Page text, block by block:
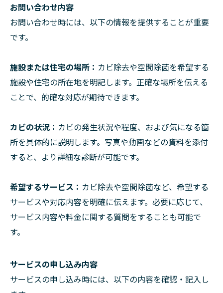
お問い合わせ内容
お問い合わせ時には、以下の情報を提供することが重要
です。
施設または住宅の場所： カビ除去や空間除菌を希望する
施設や住宅の所在地を明記します。正確な場所を伝える
ことで、的確な対応が期待できます。
カビの状況： カビの発生状況や程度、および気になる箇
所を具体的に説明します。写真や動画などの資料を添付
すると、より詳細な診断が可能です。
希望するサービス： カビ除去や空間除菌など、希望する
サービスや対応内容を明確に伝えます。必要に応じて、
サービス内容や料金に関する質問をすることも可能で
す。
サービスの申し込み内容
サービスの申し込み時には、以下の内容を確認・記入し